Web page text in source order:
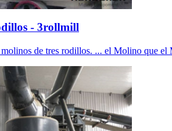
- 3rollmill
de tres rodillos. ... el Molino que